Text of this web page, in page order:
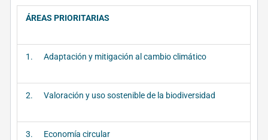
ÁREAS PRIORITARIAS
1. Adaptación y mitigación al cambio climático
2. Valoración y uso sostenible de la biodiversidad
3. Economía circular